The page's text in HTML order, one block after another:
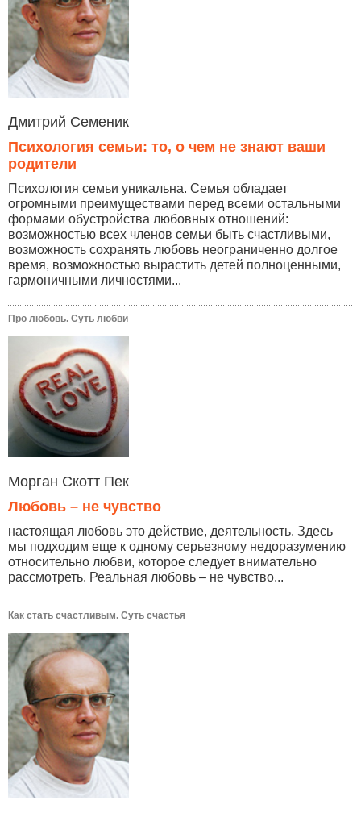
Дмитрий Семеник
Психология семьи: то, о чем не знают ваши
родители
Психология семьи уникальна. Семья обладает
огромными преимуществами перед всеми остальными
формами обустройства любовных отношений:
возможностью всех членов семьи быть счастливыми,
возможность сохранять любовь неограниченно долгое
время, возможностью вырастить детей полноценными,
гармоничными личностями...
Про любовь. Суть любви
Морган Скотт Пек
Любовь – не чувство
настоящая любовь это действие, деятельность. Здесь
мы подходим еще к одному серьезному недоразумению
относительно любви, которое следует внимательно
рассмотреть. Реальная любовь – не чувство...
Как стать счастливым. Суть счастья